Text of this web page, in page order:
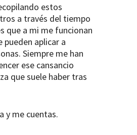
estos
a través del tiempo
que a mi me funcionan
pueden aplicar a
Siempre me han
ese cansancio
que suele haber tras
y me cuentas.